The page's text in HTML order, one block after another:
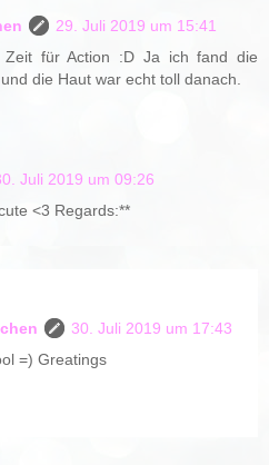
29. Juli 2019 um 15:41
für Action :D Ja ich fand die
die Haut war echt toll danach.
Juli 2019 um 09:26
<3 Regards:**
30. Juli 2019 um 17:43
=) Greatings